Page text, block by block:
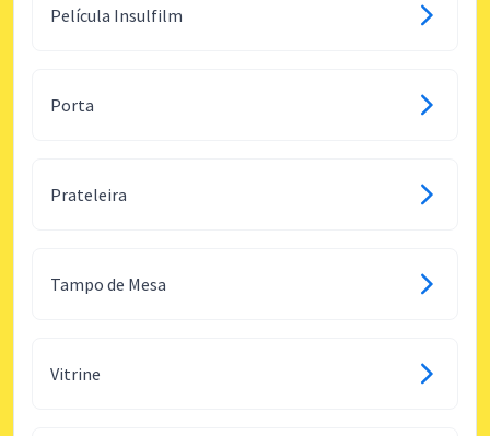
Película Insulfilm
Porta
Prateleira
Tampo de Mesa
Vitrine